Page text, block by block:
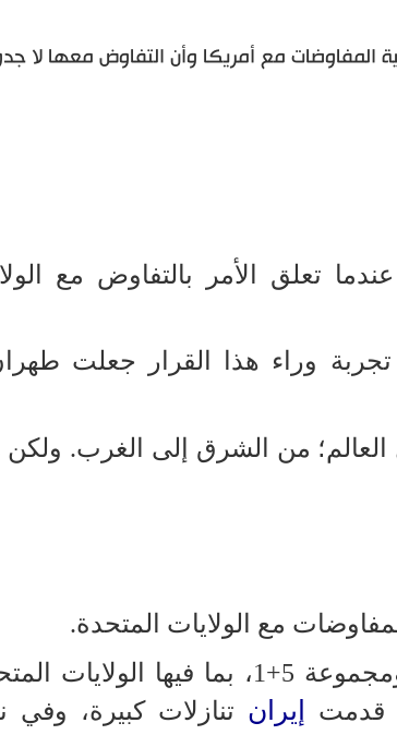
مع أمريكا وأن التفاوض معها لا
تعلق الأمر بالتفاوض مع
وراء هذا القرار جعلت
من الشرق إلى الغرب. ولكن
مع الولايات المتحدة.
ومجموعة 5+1، بما فيها الولايات
قدمت إيران تنازلات كبيرة، وفي